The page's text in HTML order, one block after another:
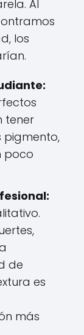
Al
los
tener
pigmento,
poco
de
es
más